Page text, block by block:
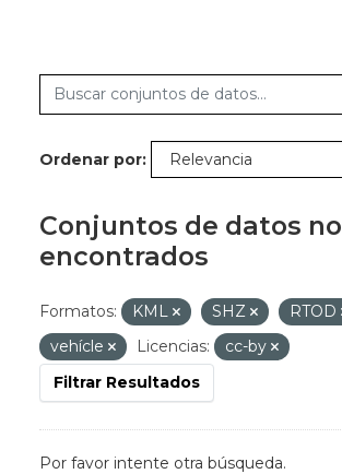
Ordenar por
Conjuntos de datos no
encontrados
Formatos: KML SHZ RTOD
vehícle
Licencias:
cc-by
Filtrar Resultados
Por favor intente otra búsqueda.